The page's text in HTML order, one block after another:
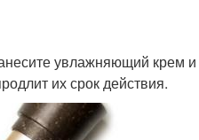
увлажняющий крем
их срок действия.